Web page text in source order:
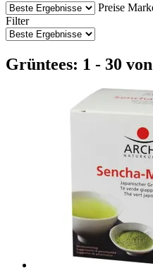
Preise
Filter
Grüntees: 1 - 30